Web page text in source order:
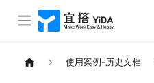
使用案例-历史文档